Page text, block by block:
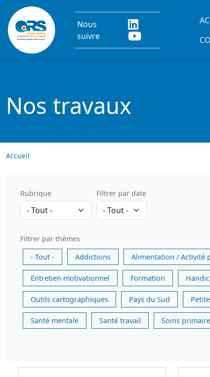
Aller au contenu principal
Nous
suivre
Nos travaux
Accueil
Rubrique Filtrer par date
Filtrer par thèmes
- Tout -
Addictions Alimentation / Activité
Entretien motivationnel Formation
Outils cartographiques Pays du Sud
Santé mentale Santé travail Soins